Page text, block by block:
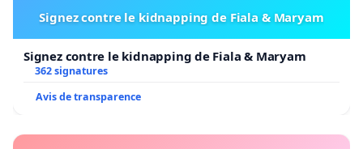
Contrairement à ce que vous pensez, nous ne
Ni des cobayes
Ni des masochistes dociles et obéissants
Mais depuis l’imposition de vos passeports soit
Signez contre le kidnapping de Fiala & Maryam
Signez contre le kidnapping de Fiala & Maryam
362 signatures
Avis de transparence